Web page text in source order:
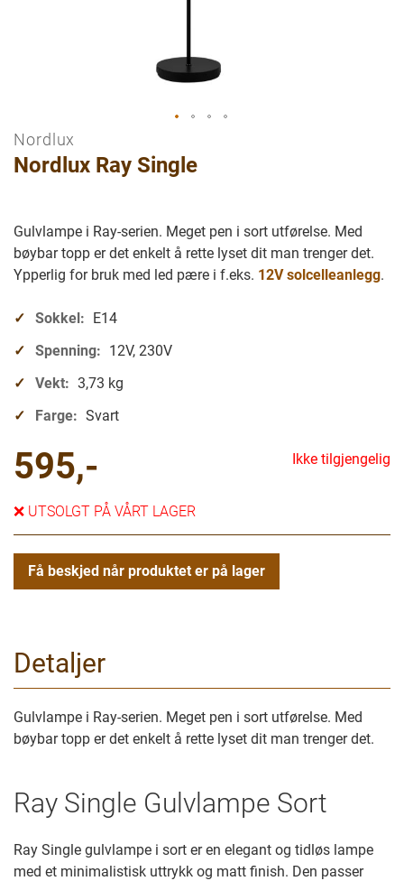
Gå
til
bilder
galleriet
Nordlux
Nordlux Ray Single
Gulvlampe i Ray-serien. Meget pen i sort utførelse. Med
bøybar topp er det enkelt å rette lyset dit man trenger det.
Ypperlig for bruk med led pære i f.eks. 12V solcelleanlegg.
Sokkel: E14
Spenning: 12V, 230V
Vekt: 3,73 kg
Farge: Svart
595,- Ikke tilgjengelig
❌ UTSOLGT PÅ VÅRT LAGER
Få beskjed når produktet er på lager
Detaljer
Gulvlampe i Ray-serien. Meget pen i sort utførelse. Med
bøybar topp er det enkelt å rette lyset dit man trenger det.
Ray Single Gulvlampe Sort
Ray Single gulvlampe i sort er en elegant og tidløs lampe
med et minimalistisk uttrykk og matt finish. Den passer